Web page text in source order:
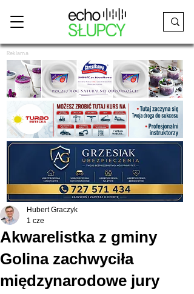
Reklama
Akwarelistka z gminy
Golina zachwyciła
międzynarodowe jury
Hubert Graczyk
1 cze